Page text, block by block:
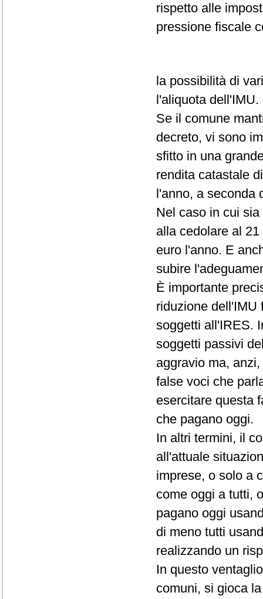
rispetto alle
pressione fiscale
la possibilità di
l'aliquota dell'IMU.
Se il comune
decreto, vi sono
sfitto in una
rendita catastale
l'anno, a seconda
Nel caso in cui
alla cedolare al
euro l'anno. E
subire
È importante
riduzione dell'IMU
soggetti all'IRES.
soggetti passivi
aggravio ma,
false voci che
esercitare questa
che pagano oggi.
In altri termini, il
all'attuale
imprese, o solo a
come oggi a tutti,
pagano oggi
di meno tutti
realizzando un
In questo
comuni, si gioca